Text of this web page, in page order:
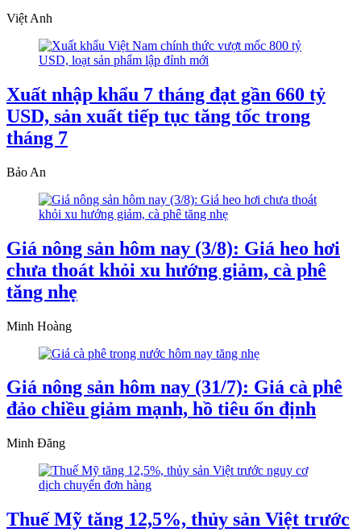
Việt Anh
Xuất nhập khẩu 7 tháng đạt gần 660 tỷ
USD, sản xuất tiếp tục tăng tốc trong
tháng 7
Bảo An
Giá nông sản hôm nay (3/8): Giá heo hơi
chưa thoát khỏi xu hướng giảm, cà phê
tăng nhẹ
Minh Hoàng
Giá nông sản hôm nay (31/7): Giá cà phê
đảo chiều giảm mạnh, hồ tiêu ổn định
Minh Đăng
Thuế Mỹ tăng 12,5%, thủy sản Việt trước